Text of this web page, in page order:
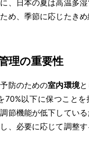
、日本の夏は高温多
め、季節に応じたき
理の重要性
防のための室内環境
以下に保つことを
節機能が低下してい
、必要に応じて調整